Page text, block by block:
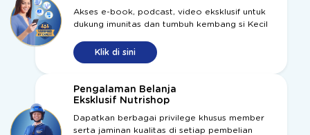
Akses e-book, podcast, video eksklusif untuk
dukung imunitas dan tumbuh kembang si Kecil
Klik di sini
Pengalaman Belanja
Eksklusif Nutrishop
Dapatkan berbagai privilege khusus member
serta jaminan kualitas di setiap pembelian